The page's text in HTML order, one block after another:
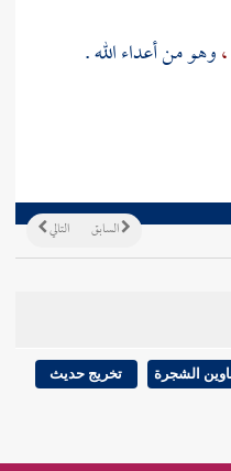
وهو من أعداء الله .
التالي السابق
الشجرة تخريج حديث